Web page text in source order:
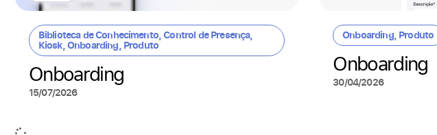
Biblioteca de Conhecimento,Control de Presença,
Kiosk,Onboarding, Produto
Onboarding
15/07/2026
Onboarding, Produto
Onboarding
30/04/2026